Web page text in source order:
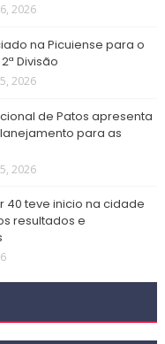
2026
na Picuiense para o
Divisão
2026
de Patos apresenta
para as
2026
40 teve inicio na cidade
resultados e